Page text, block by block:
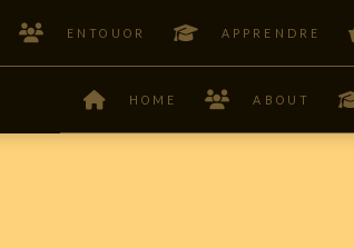
ENTOUOR APPRENDRE
HOME ABOUT